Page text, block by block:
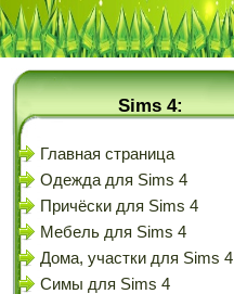
Sims 4:
Главная страница
Одежда для Sims 4
Причёски для Sims 4
Мебель для Sims 4
Дома, участки для Sims 4
Симы для Sims 4